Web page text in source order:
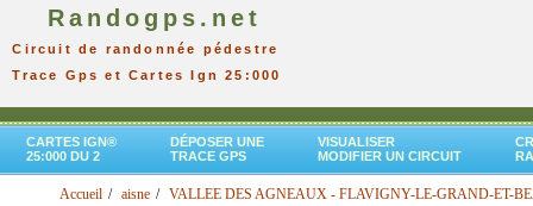
Randogps.net
Circuit de randonnée pédestre
Trace Gps et Cartes Ign 25:000
CARTES IGN®
25:000 DU 2
DÉPOSER UNE
TRACE GPS
VISUALISER
MODIFIER UN CIRCUIT
Accueil aisne VALLEE DES AGNEAUX - FLAVIGNY-LE-GRAND-ET-